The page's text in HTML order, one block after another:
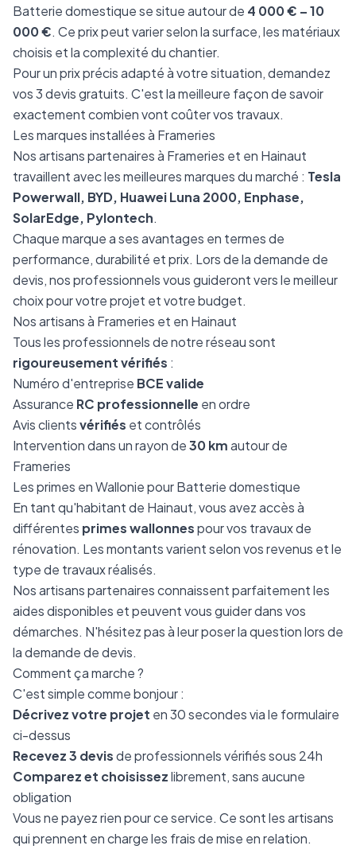
Batterie domestique se situe autour de 4 000 € – 10
000 €. Ce prix peut varier selon la surface, les matériaux
choisis et la complexité du chantier.
Pour un prix précis adapté à votre situation, demandez
vos 3 devis gratuits. C'est la meilleure façon de savoir
exactement combien vont coûter vos travaux.
Les marques installées à Frameries
Nos artisans partenaires à Frameries et en Hainaut
travaillent avec les meilleures marques du marché : Tesla
Powerwall, BYD, Huawei Luna 2000, Enphase,
SolarEdge, Pylontech.
Chaque marque a ses avantages en termes de
performance, durabilité et prix. Lors de la demande de
devis, nos professionnels vous guideront vers le meilleur
choix pour votre projet et votre budget.
Nos artisans à Frameries et en Hainaut
Tous les professionnels de notre réseau sont
rigoureusement vérifiés :
Numéro d'entreprise BCE valide
Assurance RC professionnelle en ordre
Avis clientsvérifiés et contrôlés
Intervention dans un rayon de30 kmautour de
Frameries
Les primes en Wallonie pour Batterie domestique
En tant qu'habitant de Hainaut, vous avez accès à
différentes primes wallonnespour vos travaux de
rénovation. Les montants varient selon vos revenus et le
type de travaux réalisés.
Nos artisans partenaires connaissent parfaitement les
aides disponibles et peuvent vous guider dans vos
démarches. N'hésitez pas à leur poser la question lors de
la demande de devis.
Comment ça marche ?
C'est simple comme bonjour :
Décrivez votre projet en 30 secondes via le formulaire
ci-dessus
Recevez 3 devisde professionnels vérifiés sous 24h
Comparez et choisissezlibrement, sans aucune
obligation
Vous ne payez rien pour ce service. Ce sont les artisans
qui prennent en charge les frais de mise en relation.